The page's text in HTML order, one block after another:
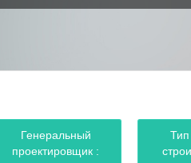
Генеральный
проектировщик :
Тип